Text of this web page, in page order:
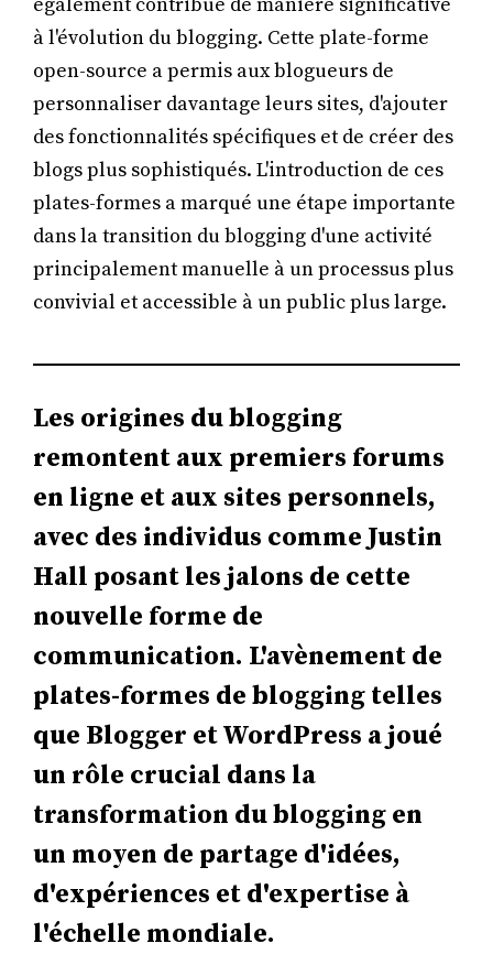
à l'évolution du blogging. Cette plate-forme
open-source a permis aux blogueurs de
personnaliser davantage leurs sites, d'ajouter
des fonctionnalités spécifiques et de créer des
blogs plus sophistiqués. L'introduction de ces
plates-formes a marqué une étape importante
dans la transition du blogging d'une activité
principalement manuelle à un processus plus
convivial et accessible à un public plus large.
Les origines du blogging
remontent aux premiers forums
en ligne et aux sites personnels,
avec des individus comme Justin
Hall posant les jalons de cette
nouvelle forme de
communication. L'avènement de
plates-formes de blogging telles
que Blogger et WordPress a joué
un rôle crucial dans la
transformation du blogging en
un moyen de partage d'idées,
d'expériences et d'expertise à
l'échelle mondiale.